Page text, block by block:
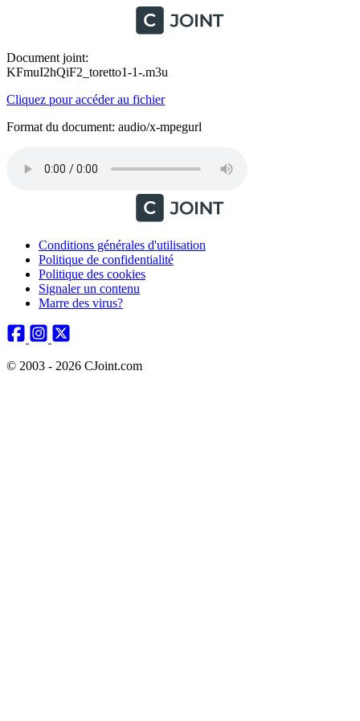
Document joint:
KFmuI2hQiF2_toretto1-1-.m3u
Cliquez pour accéder au fichier
Format du document: audio/x-mpegurl
Conditions générales d'utilisation
Politique de confidentialité
Politique des cookies
Signaler un contenu
Marre des virus?
© 2003 - 2026 CJoint.com